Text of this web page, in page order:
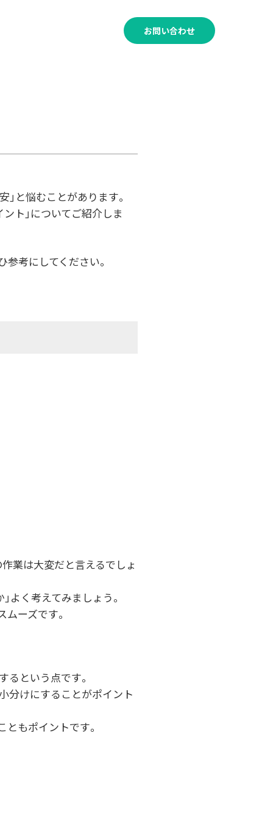
お問い合わせ
と悩むことがあります。
ト」についてご紹介しま
考にしてください。
業は大変だと言えるでしょ
よく考えてみましょう。
ーズです。
という点です。
分けにすることがポイント
もポイントです。